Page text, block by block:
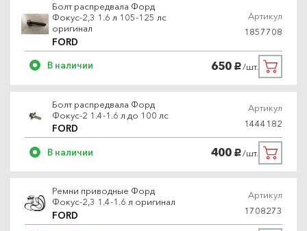
Болт распредвала Форд
Фокус-2,3 1.6 л 105-125 лс
оригинал
FORD
Артикул
1857708
В наличии 650 руб./шт.
Болт распредвала Форд
Фокус-2 1.4-1.6 л до 100 лс
FORD
Артикул
1444182
В наличии 400 руб./шт.
Ремни приводные Форд
Фокус-2,3 1.4-1.6 л оригинал
FORD
Артикул
1708273